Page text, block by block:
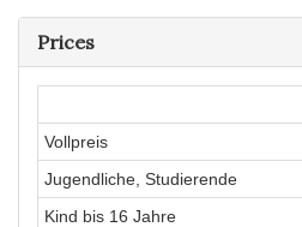
Prices
Vollpreis
Jugendliche, Studierende
Kind bis 16 Jahre